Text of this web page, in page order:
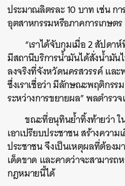
ประมาณลิตรละ 10 บาท เช่น ก
อุตสาหกรรมหรือภาคการเกษตร
“เราได้จับกุมเมื่อ 2 สัปดา
มีสถานีบริการน้ำมันได้สั่งน้ำมัน
ลงจริงที่จังหวัดนครสวรรค์ แล
ซึ่งเราเชื่อว่า มีลักษณะพฤติกร
ระหว่างการขยายผล” พลตำรว
ขณะที่อนุทินย้ำทิ้งท้ายว่า
เอาเปรียบประชาชน สร้างควา
ประชาชน จึงเป็นเหตุผลที่ต้องม
เด็ดขาด และคาดว่าจะสามารถ
กฎหมายนี้ได้